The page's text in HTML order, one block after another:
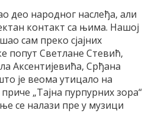
део народног наслеђа, али
контакт са њима. Нашој
сам преко сјајних
попут Светлане Стевић,
Аксентијевића, Срђана
је веома утицало на
„Тајна пурпурних зора“
се налази пре у музици